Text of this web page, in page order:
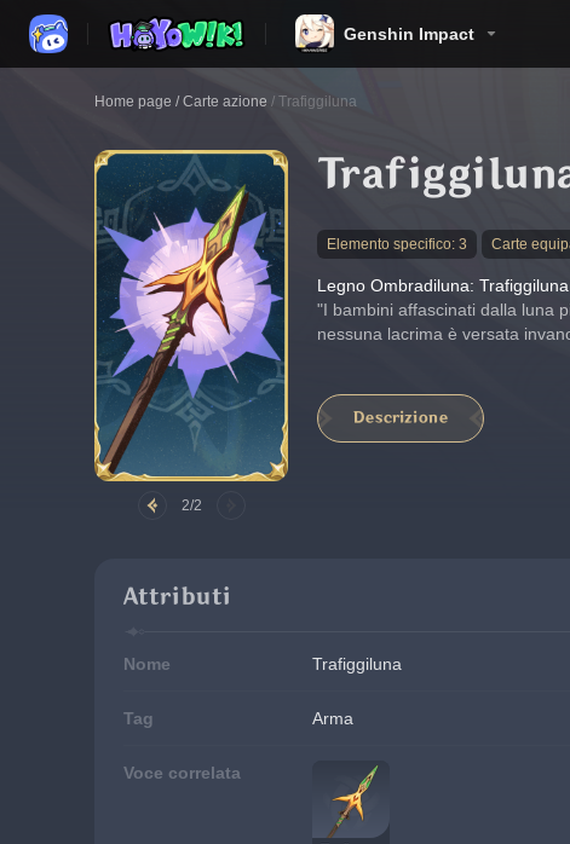
Genshin Impact
Home page / Carte azione / Trafiggiluna
2/2
Elemento specifico: 3 Carte
Legno Ombradiluna: Trafiggiluna
"I bambini affascinati dalla luna
nessuna lacrima è versata
Descrizione
Attributi
Nome Trafiggiluna
Tag Arma
Voce correlata